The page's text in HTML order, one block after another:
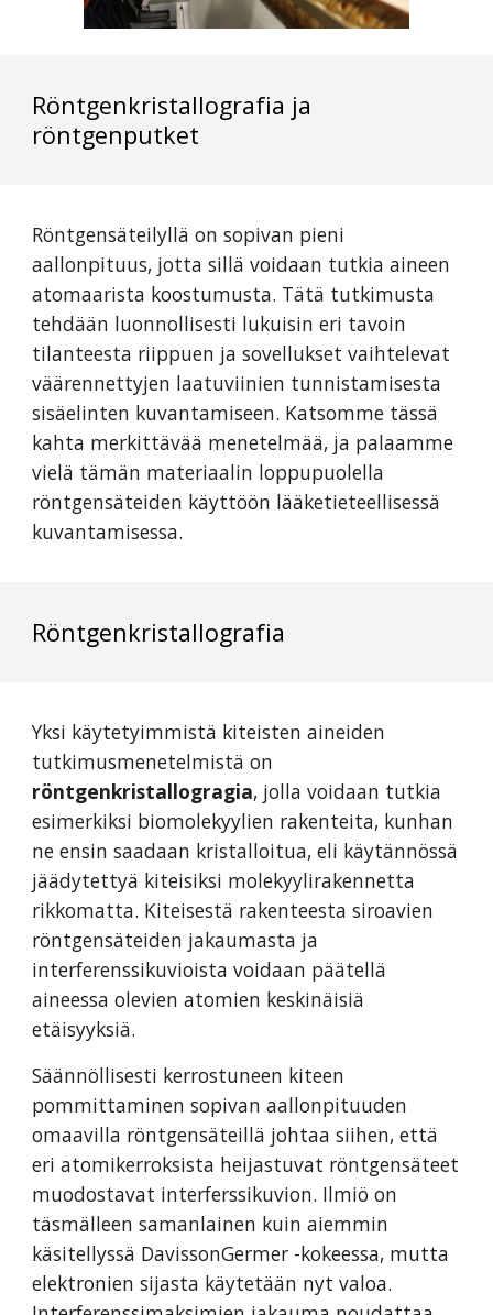
Röntgenkristallografia ja
röntgenputket
Röntgensäteilyllä on sopivan pieni
aallonpituus, jotta sillä voidaan tutkia aineen
atomaarista koostumusta. Tätä tutkimusta
tehdään luonnollisesti lukuisin eri tavoin
tilanteesta riippuen ja sovellukset vaihtelevat
väärennettyjen laatuviinien tunnistamisesta
sisäelinten kuvantamiseen. Katsomme tässä
kahta merkittävää menetelmää, ja palaamme
vielä tämän materiaalin loppupuolella
röntgensäteiden käyttöön lääketieteellisessä
kuvantamisessa.
Röntgenkristallografia
Yksi käytetyimmistä kiteisten aineiden
tutkimusmenetelmistä on
röntgenkristallogragia, jolla voidaan tutkia
esimerkiksi biomolekyylien rakenteita, kunhan
ne ensin saadaan kristalloitua, eli käytännössä
jäädytettyä kiteisiksi molekyylirakennetta
rikkomatta. Kiteisestä rakenteesta siroavien
röntgensäteiden jakaumasta ja
interferenssikuvioista voidaan päätellä
aineessa olevien atomien keskinäisiä
etäisyyksiä.
Säännöllisesti kerrostuneen kiteen
pommittaminen sopivan aallonpituuden
omaavilla röntgensäteillä johtaa siihen, että
eri atomikerroksista heijastuvat röntgensäteet
muodostavat interferssikuvion. Ilmiö on
täsmälleen samanlainen kuin aiemmin
käsitellyssä DavissonGermer -kokeessa, mutta
elektronien sijasta käytetään nyt valoa.